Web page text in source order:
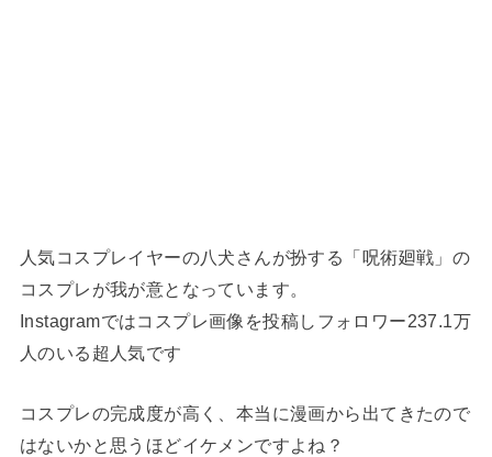
人気コスプレイヤーの八犬さんが扮する「呪術廻戦」の
コスプレが我が意となっています。
Instagramではコスプレ画像を投稿しフォロワー237.1万
人のいる超人気です
コスプレの完成度が高く、本当に漫画から出てきたので
はないかと思うほどイケメンですよね？